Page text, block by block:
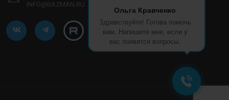
Ольга Кравченко
Здравствуйте! Готова помочь
вам. Напишите мне, если у
вас появятся вопросы.
INFO@BAZMAN.RU